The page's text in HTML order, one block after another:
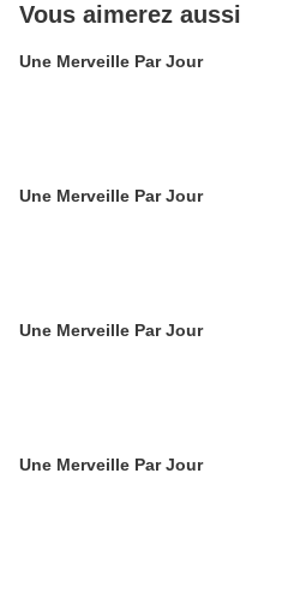
Vous aimerez aussi
Une Merveille Par Jour
Une Merveille Par Jour
Une Merveille Par Jour
Une Merveille Par Jour